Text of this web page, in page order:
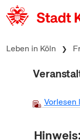
zum Inhalt springen
Leben in Köln
Vorlesen
Hinweis: